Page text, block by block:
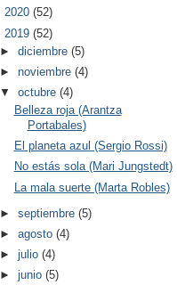
2020 (52)
2019 (52)
►diciembre(5)
►noviembre(4)
▼octubre(4)
Belleza roja (Arantza
Portabales)
El planeta azul (Sergio Rossi)
No estás sola (Mari Jungstedt)
La mala suerte (Marta Robles)
►septiembre(5)
►agosto(4)
►julio(4)
►junio(5)